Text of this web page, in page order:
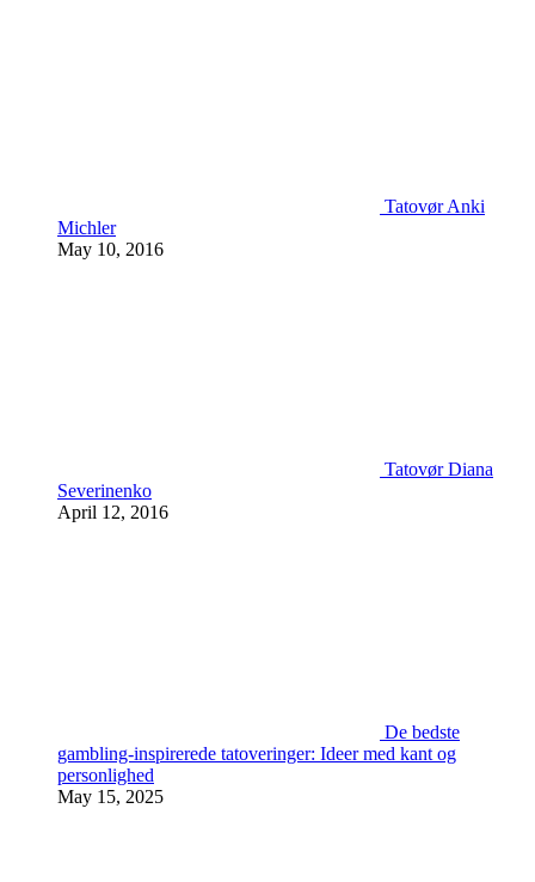
Tatovør Anki
Michler
May 10, 2016
Tatovør Diana
Severinenko
April 12, 2016
De bedste
gambling-inspirerede tatoveringer: Ideer med kant og
personlighed
May 15, 2025